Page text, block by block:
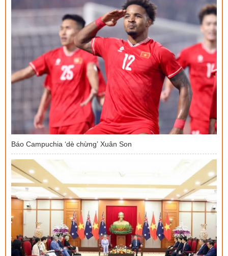
Báo Campuchia ‘dè chừng’ Xuân Son